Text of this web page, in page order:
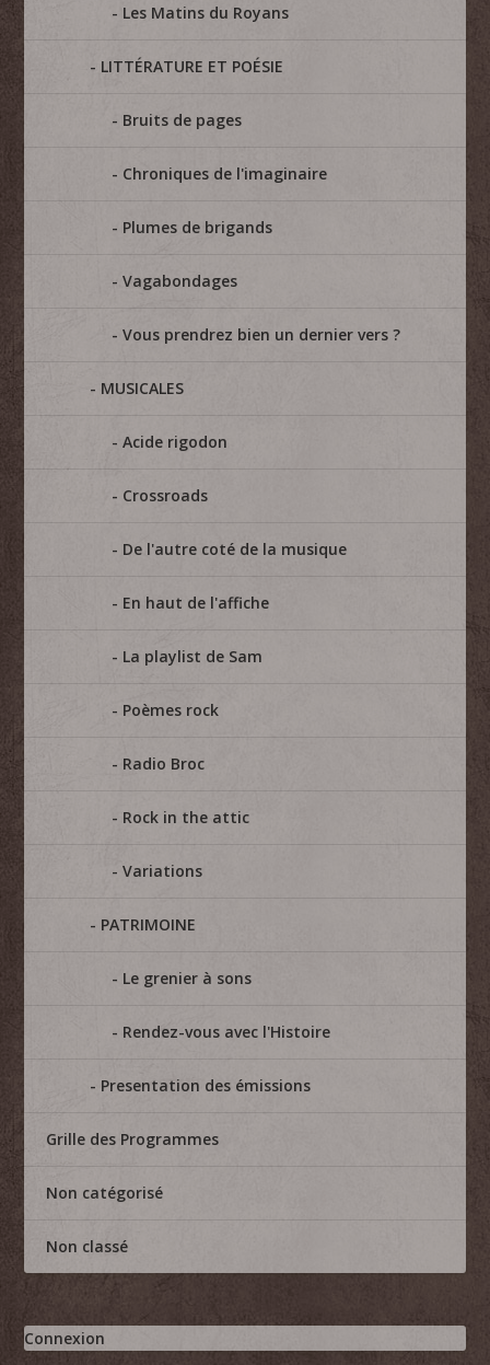
Les Matins du Royans
LITTÉRATURE ET POÉSIE
Bruits de pages
Chroniques de l'imaginaire
Plumes de brigands
Vagabondages
Vous prendrez bien un dernier vers ?
MUSICALES
Acide rigodon
Crossroads
De l'autre coté de la musique
En haut de l'affiche
La playlist de Sam
Poèmes rock
Radio Broc
Rock in the attic
Variations
PATRIMOINE
Le grenier à sons
Rendez-vous avec l'Histoire
Presentation des émissions
Grille des Programmes
Non catégorisé
Non classé
Connexion